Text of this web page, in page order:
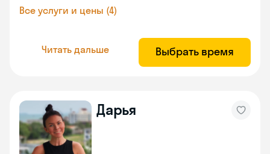
Все услуги и цены (4)
Читать дальше Выбрать время
Дарья